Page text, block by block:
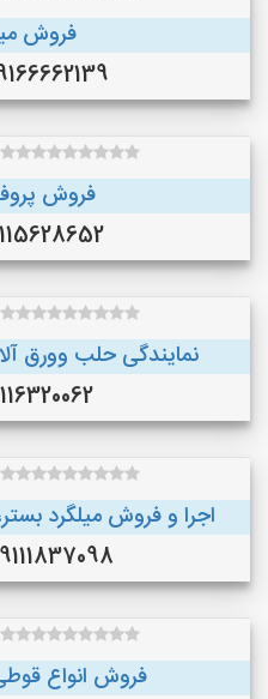
فروش
09166662139
فروش
09115628652
نمایندگی حلب وورق
09116320062
اجرا و فروش میلگرد
09111837098 (بندر
فروش انواع